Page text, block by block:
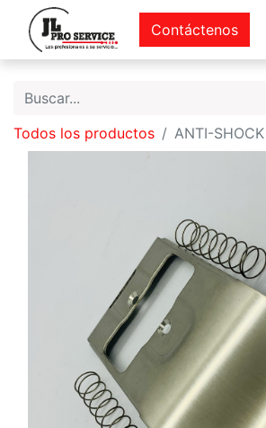
Contáctenos
Todos los productos ANTI-